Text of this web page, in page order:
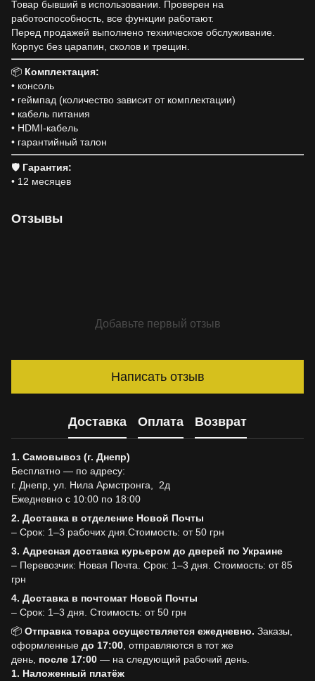
Товар бывший в использовании. Проверен на
работоспособность, все функции работают.
Перед продажей выполнено техническое обслуживание.
Корпус без царапин, сколов и трещин.
📦 Комплектация:
• консоль
• геймпад (количество зависит от комплектации)
• кабель питания
• HDMI-кабель
• гарантийный талон
🛡 Гарантия:
• 12 месяцев
Отзывы
Добавьте первый отзыв
Написать отзыв
Доставка Оплата Возврат
1. Самовывоз (г. Днепр)
Бесплатно — по адресу:
г. Днепр, ул. Нила Армстронга, 2д
Ежедневно с 10:00 по 18:00
2. Доставка в отделение Новой Почты
– Срок: 1–3 рабочих дня.Стоимость: от 50 грн
3. Адресная доставка курьером до дверей по Украине
– Перевозчик: Новая Почта. Срок: 1–3 дня. Стоимость: от 85
грн
4. Доставка в почтомат Новой Почты
– Срок: 1–3 дня. Стоимость: от 50 грн
📦 Отправка товара осуществляется ежедневно. Заказы,
оформленные до 17:00 , отправляются в тот же
день, после 17:00 — на следующий рабочий день.
1. Наложенный платёж